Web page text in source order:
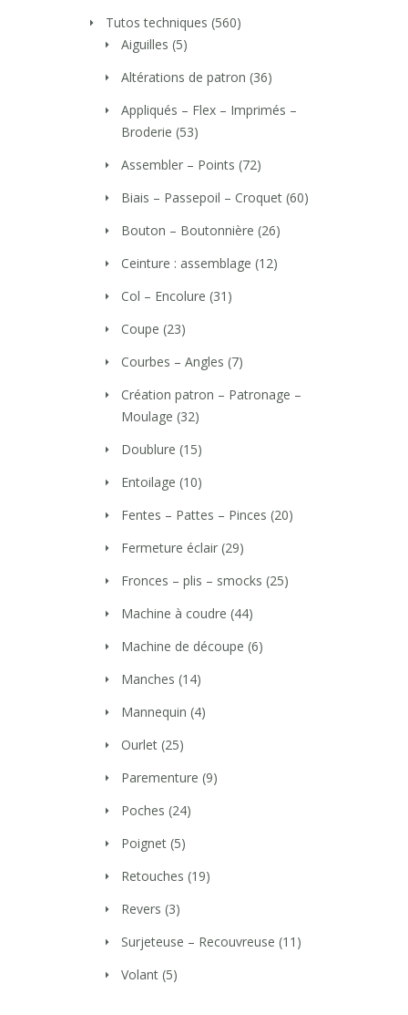
Tutos techniques (560)
Aiguilles (5)
Altérations de patron (36)
Appliqués – Flex – Imprimés –
Broderie (53)
Assembler – Points (72)
Biais – Passepoil – Croquet (60)
Bouton – Boutonnière (26)
Ceinture : assemblage (12)
Col – Encolure (31)
Coupe (23)
Courbes – Angles (7)
Création patron – Patronage –
Moulage (32)
Doublure (15)
Entoilage (10)
Fentes – Pattes – Pinces (20)
Fermeture éclair (29)
Fronces – plis – smocks (25)
Machine à coudre (44)
Machine de découpe (6)
Manches (14)
Mannequin (4)
Ourlet (25)
Parementure (9)
Poches (24)
Poignet (5)
Retouches (19)
Revers (3)
Surjeteuse – Recouvreuse (11)
Volant (5)